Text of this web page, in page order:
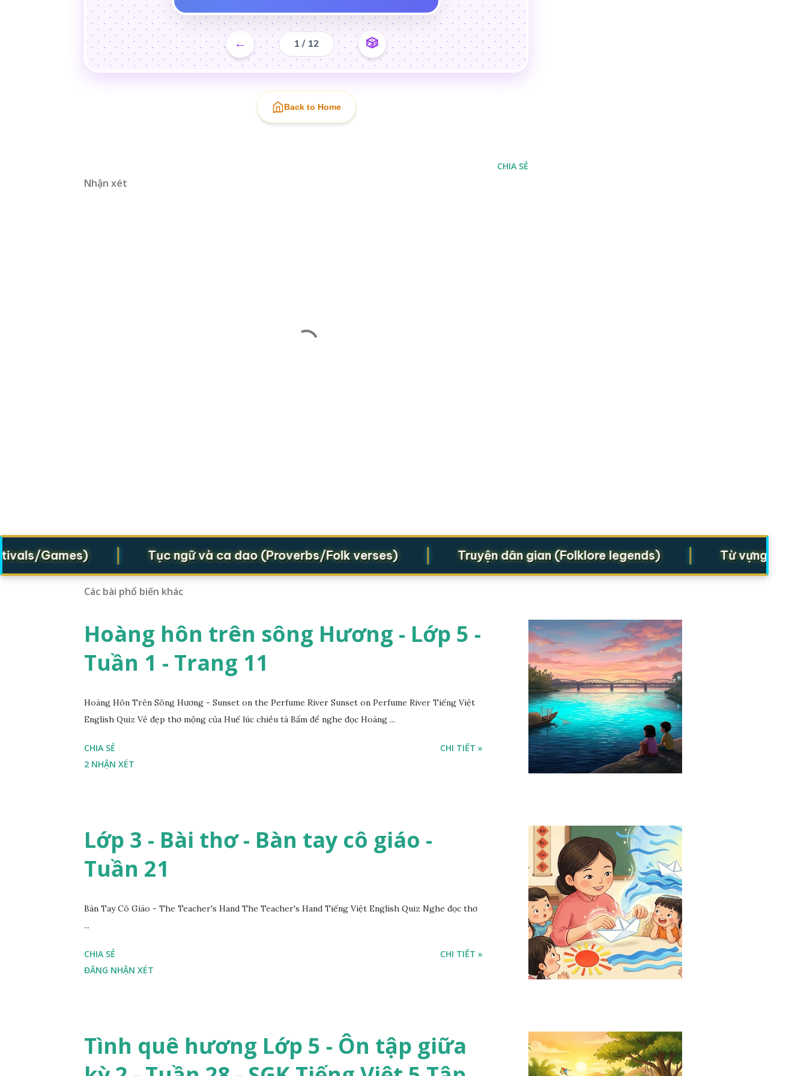
← 1 / 12 🎲
Back to Home
CHIA SẺ
Nhận xét
Games) | Tục ngữ và ca dao (Proverbs/Folk verses) | Truyện dân gian (Folklore legends) | Từ vựng cho
Các bài phổ biến khác
Hoàng hôn trên sông Hương - Lớp 5 -
Tuần 1 - Trang 11
Hoàng Hôn Trên Sông Hương - Sunset on the Perfume River Sunset on Perfume River Tiếng Việt
English Quiz Vẻ đẹp thơ mộng của Huế lúc chiều tà Bấm để nghe đọc Hoàng ...
CHIA SẺ
2 NHẬN XÉT
CHI TIẾT »
Lớp 3 - Bài thơ - Bàn tay cô giáo -
Tuần 21
Bàn Tay Cô Giáo - The Teacher's Hand The Teacher's Hand Tiếng Việt English Quiz Nghe đọc thơ
...
CHIA SẺ
ĐĂNG NHẬN XÉT
CHI TIẾT »
Tình quê hương Lớp 5 - Ôn tập giữa